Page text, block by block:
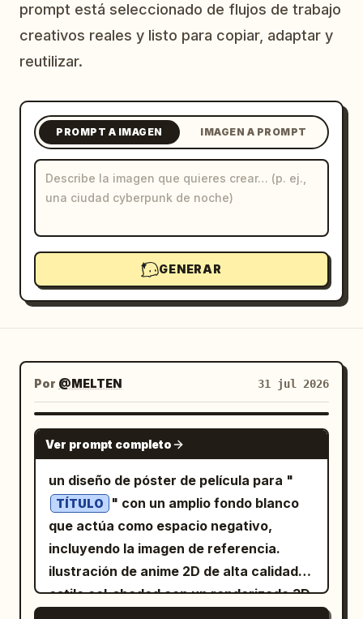
Descargar
Actualizaciones
prompt está seleccionado de flujos de trabajo
creativos reales y listo para copiar, adaptar y
reutilizar.
PROMPT A IMAGEN IMAGEN A PROMPT
GENERAR
Por @MELTEN 31 jul 2026
GPT IMAGE 2
Ver prompt completo
un diseño de póster de película para "
TÍTULO
" con un amplio fondo blanco
que actúa como espacio negativo,
incluyendo la imagen de referencia.
ilustración de anime 2D de alta calidad,
estilo cel-shaded con un renderizado 3D